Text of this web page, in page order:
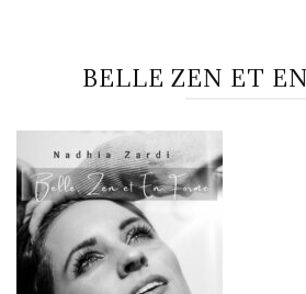
BELLE ZEN ET